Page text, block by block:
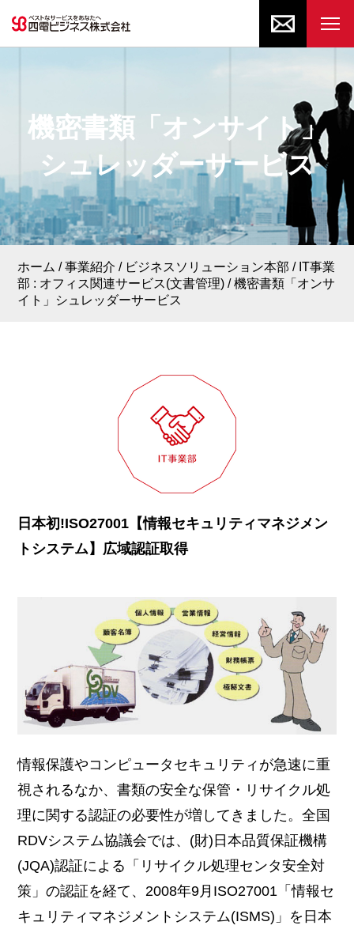
機密書類「オンサイト」
シュレッダーサービス
ホーム 事業紹介 ビジネスソリューション本部
IT事業
部 : オフィス関連サービス(文書管理)
機密書類「オンサ
イト」シュレッダーサービス
日本初!ISO27001【情報セキュリティマネジメン
トシステム】広域認証取得
情報保護やコンピュータセキュリティが急速に重
視されるなか、書類の安全な保管・リサイクル処
理に関する認証の必要性が増してきました。全国
RDVシステム協議会では、(財)日本品質保証機構
(JQA)認証による「リサイクル処理センタ安全対
策」の認証を経て、2008年9月ISO27001「情報セ
キュリティマネジメントシステム(ISMS)」を日本